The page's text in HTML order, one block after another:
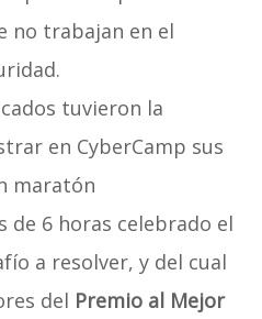
no trabajan en el
tuvieron la
en CyberCamp sus
maratón
6 horas celebrado el
a resolver, y del cual
del Premio al Mejor